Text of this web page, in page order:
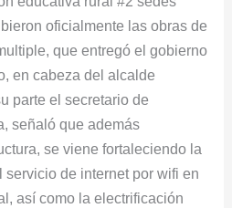
oficialmente las obras de
que entregó el gobierno
en cabeza del alcalde
parte el secretario de
señaló que además
se viene fortaleciendo la
de internet por wifi en
así como la electrificación